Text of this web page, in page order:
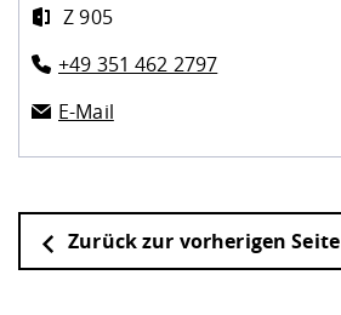
Z 905
+49 351 462 2797
E-Mail
Zurück zur vorherigen Seite